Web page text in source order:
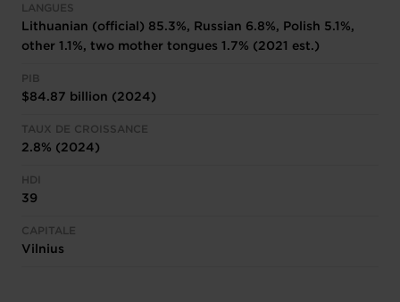
LANGUES
Lithuanian (official) 85.3%, Russian 6.8%, Polish 5.1%,
other 1.1%, two mother tongues 1.7% (2021 est.)
PIB
$84.87 billion (2024)
TAUX DE CROISSANCE
2.8% (2024)
HDI
39
CAPITALE
Vilnius